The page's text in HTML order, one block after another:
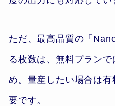
ただ、最高品質の「
る枚数は、無料プラン
め。量産したい場合は
要です。